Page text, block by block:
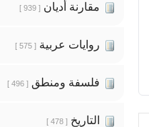
مقارنة أديان [ 939 ]
روايات عربية [ 575 ]
فلسفة ومنطق [ 496 ]
التاريخ [ 478 ]